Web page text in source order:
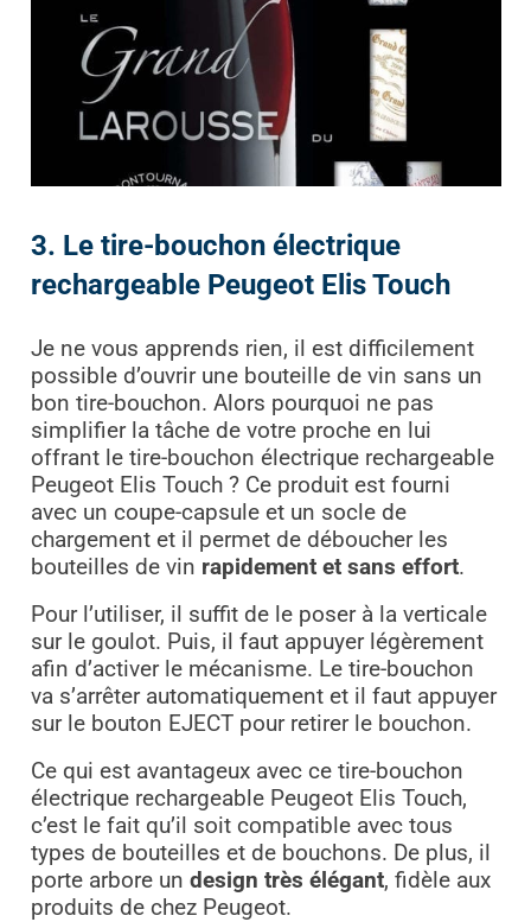
3. Le tire-bouchon électrique
rechargeable Peugeot Elis Touch
Je ne vous apprends rien, il est difficilement
possible d’ouvrir une bouteille de vin sans un
bon tire-bouchon. Alors pourquoi ne pas
simplifier la tâche de votre proche en lui
offrant le tire-bouchon électrique rechargeable
Peugeot Elis Touch ? Ce produit est fourni
avec un coupe-capsule et un socle de
chargement et il permet de déboucher les
bouteilles de vin rapidement et sans effort.
Pour l’utiliser, il suffit de le poser à la verticale
sur le goulot. Puis, il faut appuyer légèrement
afin d’activer le mécanisme. Le tire-bouchon
va s’arrêter automatiquement et il faut appuyer
sur le bouton EJECT pour retirer le bouchon.
Ce qui est avantageux avec ce tire-bouchon
électrique rechargeable Peugeot Elis Touch,
c’est le fait qu’il soit compatible avec tous
types de bouteilles et de bouchons. De plus, il
porte arbore un design très élégant, fidèle aux
produits de chez Peugeot.